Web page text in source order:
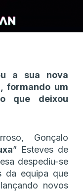
a sua nova
formando um
que deixou
Gonçalo
” Esteves de
despediu-se
da equipa que
novos